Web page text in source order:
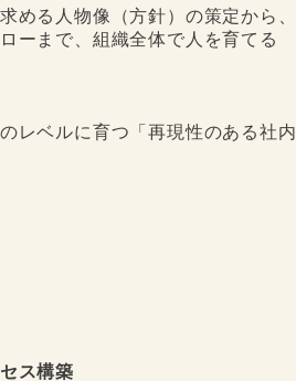
る人物像（方針）の策定から、
ーまで、組織全体で人を育てる
レベルに育つ「再現性のある社内
ス構築